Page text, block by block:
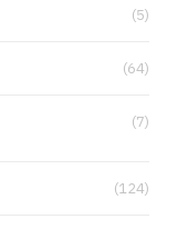
(5)
(64)
(7)
(124)